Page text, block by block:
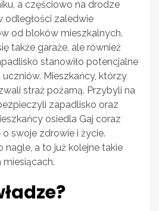
a częściowo na drodze
odległości zaledwie
od bloków mieszkalnych.
także garaże, ale również
stanowiło potencjalne
Mieszkańcy, którzy
straż pożarną. Przybyli na
zapadlisko oraz
osiedla Gaj coraz
swoje zdrowie i życie.
nagle, a to już kolejne takie